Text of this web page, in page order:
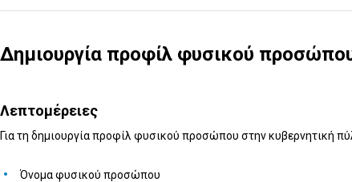
Δημιουργία προφίλ φυσικού
Λεπτομέρειες
Για τη δημιουργία προφίλ φυσικού προσώπου στην κυβερνητική
Όνομα φυσικού προσώπου